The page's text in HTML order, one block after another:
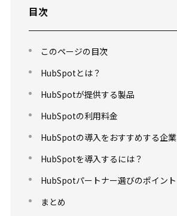
目次
このページの目次
HubSpotとは？
HubSpotが提供する製品
HubSpotの利用料金
HubSpotの導入をおすすめする企業
HubSpotを導入するには？
HubSpotパートナー選びのポイント
まとめ